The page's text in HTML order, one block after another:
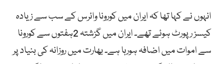
انہوں نے کہا تھا کہ ایران میں کورونا وائرس کے سب سے زیادہ
کیسز رپورٹ ہوئے تھے۔ ایران میں گزشتہ 2ہفتوں سے کورونا
سے اموات میں اضافہ ہورہا ہے۔ بھارت میں روزانہ کی بنیاد پر